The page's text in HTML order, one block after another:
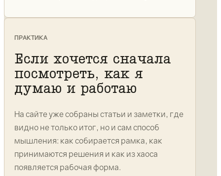
ПРАКТИКА
Если хочется сначала
посмотреть, как я
думаю и работаю
На сайте уже собраны статьи и заметки, где
видно не только итог, но и сам способ
мышления: как собирается рамка, как
принимаются решения и как из хаоса
появляется рабочая форма.